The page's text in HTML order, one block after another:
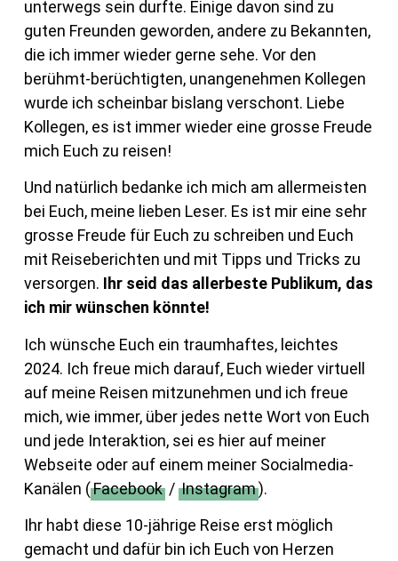
unterwegs sein durfte. Einige davon sind zu
guten Freunden geworden, andere zu Bekannten,
die ich immer wieder gerne sehe. Vor den
berühmt-berüchtigten, unangenehmen Kollegen
wurde ich scheinbar bislang verschont. Liebe
Kollegen, es ist immer wieder eine grosse Freude
mich Euch zu reisen!
Und natürlich bedanke ich mich am allermeisten
bei Euch, meine lieben Leser. Es ist mir eine sehr
grosse Freude für Euch zu schreiben und Euch
mit Reiseberichten und mit Tipps und Tricks zu
versorgen. Ihr seid das allerbeste Publikum, das
ich mir wünschen könnte!
Ich wünsche Euch ein traumhaftes, leichtes
2024. Ich freue mich darauf, Euch wieder virtuell
auf meine Reisen mitzunehmen und ich freue
mich, wie immer, über jedes nette Wort von Euch
und jede Interaktion, sei es hier auf meiner
Webseite oder auf einem meiner Socialmedia-
Kanälen (Facebook/ Instagram).
Ihr habt diese 10-jährige Reise erst möglich
gemacht und dafür bin ich Euch von Herzen